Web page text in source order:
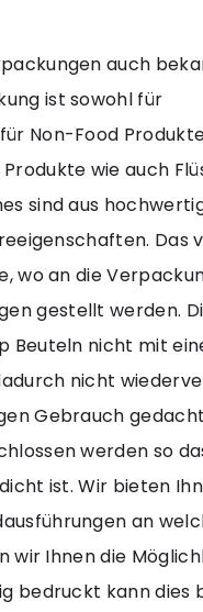
auch
ist sowohl für
Non-Food
wie auch
sind aus
Das
wo an die
gestellt werden.
Beuteln nicht mit
nicht
Gebrauch
werden so
ist. Wir bieten
an
Ihnen die
bedruckt kann dies